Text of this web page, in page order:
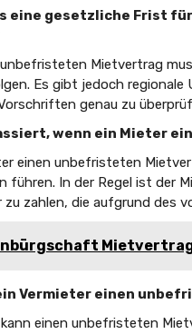
eine gesetzliche Frist
Mietvertrag
Es gibt jedoch
genau zu
wenn ein Mieter
einen unbefristeten
führen. In der Regel ist der
zu zahlen, die aufgrund des
ein Vermieter einen
einen unbefristeten